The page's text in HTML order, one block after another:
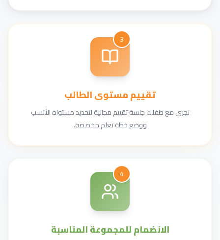
3
تقييم مستوى الطالب
نجري مع طفلك جلسة تقييم مجانية لتحديد مستواه الأنسب
ووضع خطة تعلم مخصصة.
4
الانضمام للمجموعة المناسبة